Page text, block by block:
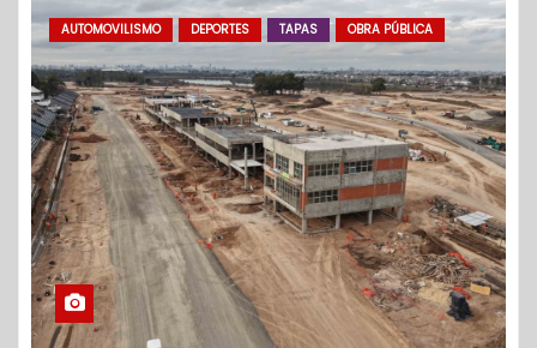
AUTOMOVILISMO DEPORTES TAPAS OBRA PÚBLICA